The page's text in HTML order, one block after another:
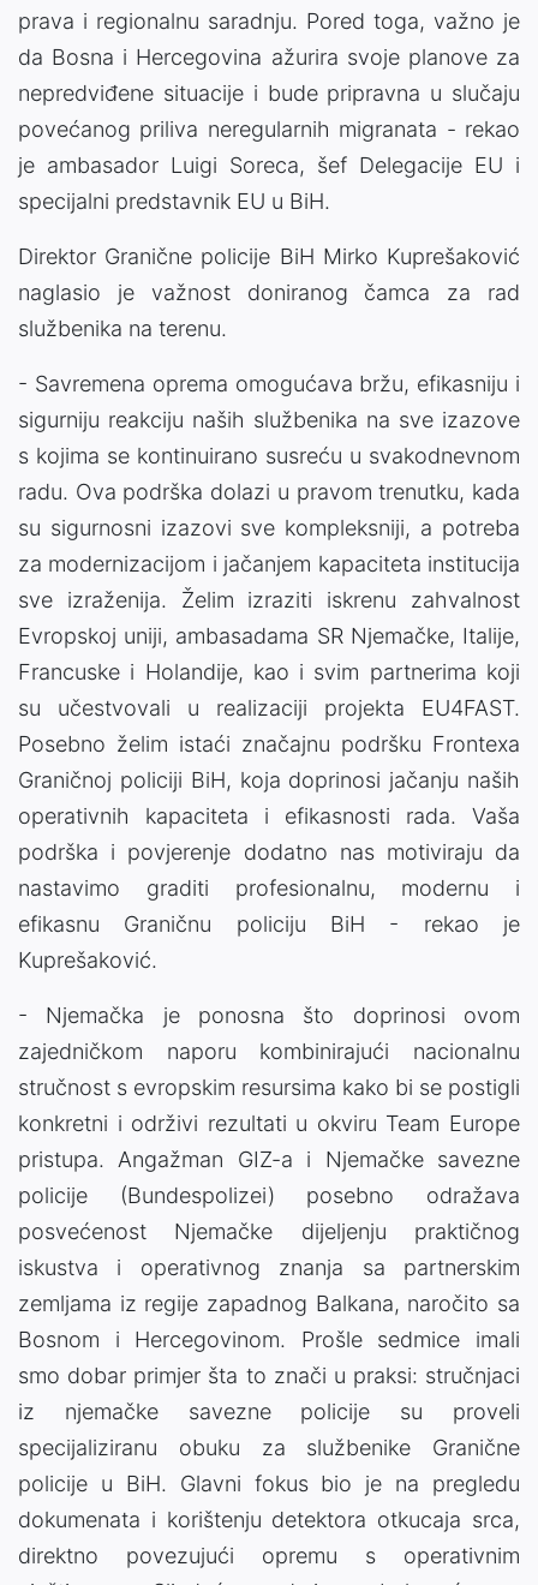
prava i regionalnu saradnju. Pored toga, važno je
da Bosna i Hercegovina ažurira svoje planove za
nepredviđene situacije i bude pripravna u slučaju
povećanog priliva neregularnih migranata - rekao
je ambasador Luigi Soreca, šef Delegacije EU i
specijalni predstavnik EU u BiH.
Direktor Granične policije BiH Mirko Kuprešaković
naglasio je važnost doniranog čamca za rad
službenika na terenu.
- Savremena oprema omogućava bržu, efikasniju i
sigurniju reakciju naših službenika na sve izazove
s kojima se kontinuirano susreću u svakodnevnom
radu. Ova podrška dolazi u pravom trenutku, kada
su sigurnosni izazovi sve kompleksniji, a potreba
za modernizacijom i jačanjem kapaciteta institucija
sve izraženija. Želim izraziti iskrenu zahvalnost
Evropskoj uniji, ambasadama SR Njemačke, Italije,
Francuske i Holandije, kao i svim partnerima koji
su učestvovali u realizaciji projekta EU4FAST.
Posebno želim istaći značajnu podršku Frontexa
Graničnoj policiji BiH, koja doprinosi jačanju naših
operativnih kapaciteta i efikasnosti rada. Vaša
podrška i povjerenje dodatno nas motiviraju da
nastavimo graditi profesionalnu, modernu i
efikasnu Graničnu policiju BiH - rekao je
Kuprešaković.
- Njemačka je ponosna što doprinosi ovom
zajedničkom naporu kombinirajući nacionalnu
stručnost s evropskim resursima kako bi se postigli
konkretni i održivi rezultati u okviru Team Europe
pristupa. Angažman GIZ-a i Njemačke savezne
policije (Bundespolizei) posebno odražava
posvećenost Njemačke dijeljenju praktičnog
iskustva i operativnog znanja sa partnerskim
zemljama iz regije zapadnog Balkana, naročito sa
Bosnom i Hercegovinom. Prošle sedmice imali
smo dobar primjer šta to znači u praksi: stručnjaci
iz njemačke savezne policije su proveli
specijaliziranu obuku za službenike Granične
policije u BiH. Glavni fokus bio je na pregledu
dokumenata i korištenju detektora otkucaja srca,
direktno povezujući opremu s operativnim